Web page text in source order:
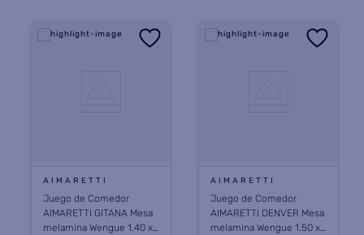
AIMARETTI
Juego de Comedor
AIMARETTI GITANA Mesa
melamina Wengue 1.40 x
AIMARETTI
Juego de Comedor
AIMARETTI DENVER Mesa
melamina Wengue 1.50 x